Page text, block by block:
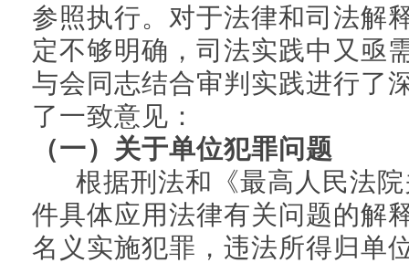
参照执行。对于法律和司法解
定不够明确，司法实践中又亟
与会同志结合审判实践进行了
了一致意见：
（一）关于单位犯罪问题
根据刑法和《最高人民法院
件具体应用法律有关问题的解
名义实施犯罪，违法所得归单